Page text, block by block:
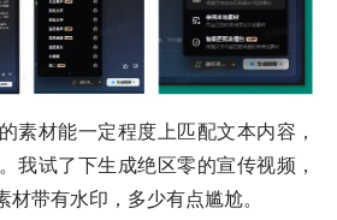
素材能一定程度上匹配文本内容，
我试了下生成绝区零的宣传视频，
带有水印，多少有点尴尬。